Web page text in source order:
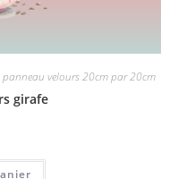
panneau velours 20cm par 20cm
girafe